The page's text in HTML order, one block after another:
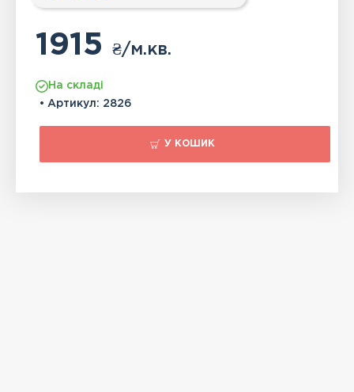
1915₴/м.кв.
На складі
• Артикул: 2826
У КОШИК